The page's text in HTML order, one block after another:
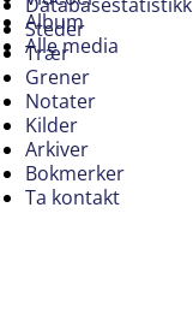
Album
Alle media
Steder
Trær
Grener
Notater
Kilder
Arkiver
Bokmerker
Ta kontakt